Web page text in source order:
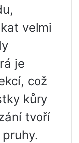
velmi
je
což
kůry
tvoří